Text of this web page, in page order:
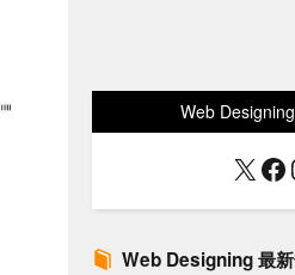
Web
X
Web Designing 最